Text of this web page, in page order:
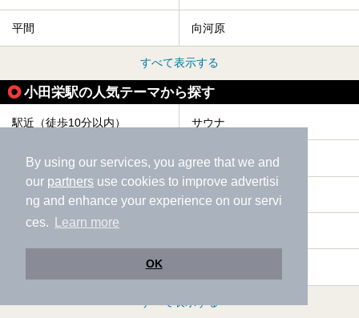
By using our services, you agree that we and
our partners use cookies to improve advertisi
ng and enhance your experience on our servi
ces.
Learn more
OK
平間 向河原
すべて表示する
小田栄駅の人気テーマから探す
駅近（徒歩10分以内） サウナ
ひとり旅・一人旅 格安（1,000円以下）
水風呂 宿泊
露天風呂